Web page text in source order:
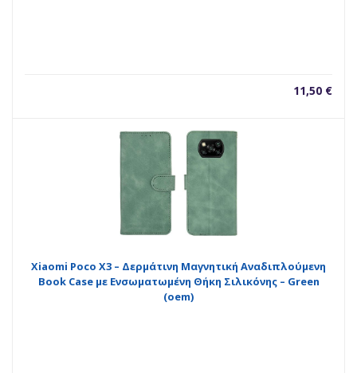
11,50 €
Xiaomi Poco X3 – Δερμάτινη Μαγνητική Αναδιπλούμενη
Book Case με Ενσωματωμένη Θήκη Σιλικόνης – Green
(oem)